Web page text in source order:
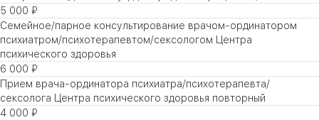
5 000 ₽
Семейное/парное консультирование врачом-ординатором
психиатром/психотерапевтом/сексологом Центра
психического здоровья
6 000 ₽
Прием врача-ординатора психиатра/психотерапевта/
сексолога Центра психического здоровья повторный
4 000 ₽